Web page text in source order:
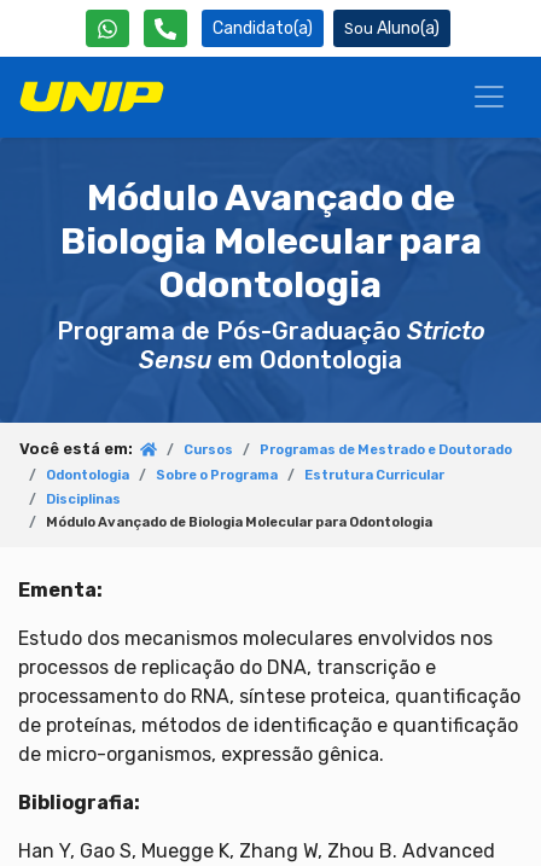
Candidato(a) Aluno(a)
Módulo Avançado de
Biologia Molecular para
Odontologia
Programa de Pós-Graduação Stricto
Sensu em Odontologia
Você está em: Cursos
Programas de Mestrado e Doutorado
Odontologia
Sobre o Programa
Estrutura Curricular
Disciplinas
Módulo Avançado de Biologia Molecular para Odontologia
Ementa:
Estudo dos mecanismos moleculares envolvidos nos
processos de replicação do DNA, transcrição e
processamento do RNA, síntese proteica, quantificação
de proteínas, métodos de identificação e quantificação
de micro-organismos, expressão gênica.
Bibliografia:
Han Y, Gao S, Muegge K, Zhang W, Zhou B. Advanced